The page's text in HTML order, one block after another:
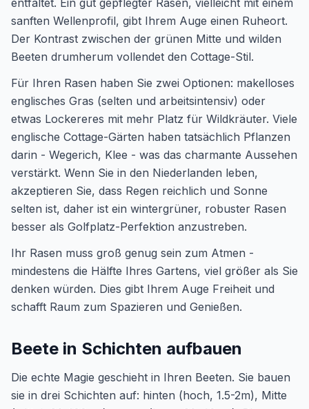
entfaltet. Ein gut gepflegter Rasen, vielleicht mit einem
sanften Wellenprofil, gibt Ihrem Auge einen Ruheort.
Der Kontrast zwischen der grünen Mitte und wilden
Beeten drumherum vollendet den Cottage-Stil.
Für Ihren Rasen haben Sie zwei Optionen: makelloses
englisches Gras (selten und arbeitsintensiv) oder
etwas Lockereres mit mehr Platz für Wildkräuter. Viele
englische Cottage-Gärten haben tatsächlich Pflanzen
darin - Wegerich, Klee - was das charmante Aussehen
verstärkt. Wenn Sie in den Niederlanden leben,
akzeptieren Sie, dass Regen reichlich und Sonne
selten ist, daher ist ein wintergrüner, robuster Rasen
besser als Golfplatz-Perfektion anzustreben.
Ihr Rasen muss groß genug sein zum Atmen -
mindestens die Hälfte Ihres Gartens, viel größer als Sie
denken würden. Dies gibt Ihrem Auge Freiheit und
schafft Raum zum Spazieren und Genießen.
Beete in Schichten aufbauen
Die echte Magie geschieht in Ihren Beeten. Sie bauen
sie in drei Schichten auf: hinten (hoch, 1.5-2m), Mitte